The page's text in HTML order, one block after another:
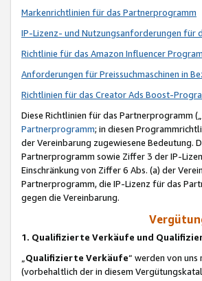
Markenrichtlinien für das Partnerprogramm
IP-Lizenz- und Nutzungsanforderungen für
Richtlinie für das Amazon Influencer
Anforderungen für Preissuchmaschinen in
Richtlinien für das Creator Ads Boost-
Diese Richtlinien für das Partnerprogramm („
Partnerprogramm; in diesen
der Vereinbarung zugewiesene Bedeutung.
Partnerprogramm sowie Ziffer 3 der IP-
Einschränkung von Ziffer 6 Abs. (a) der
Partnerprogramm, die IP-Lizenz für das
gegen die Vereinbarung.
1. Qualifizierte Verkäufe und
Qualifizierte Verkäufe“ werden von
(vorbehaltlich der in diesem